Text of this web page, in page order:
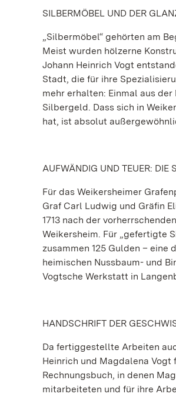
SILBERMÖBEL UND DER
„Silbermöbel“ gehörten am
Meist wurden hölzerne
Johann Heinrich Vogt
Stadt, die für ihre
mehr erhalten: Einmal aus
Silbergeld. Dass sich in
hat, ist absolut
AUFWÄNDIG UND TEUER: DIE
Für das Weikersheimer
Graf Carl Ludwig und Gräfin
1713 nach der
Weikersheim. Für „gefertigte
zusammen 125 Gulden –
heimischen Nussbaum- und
Vogtsche Werkstatt in
HANDSCHRIFT DER
Da fertiggestellte Arbeiten
Heinrich und Magdalena Vogt
Rechnungsbuch, in denen
mitarbeiteten und für ihre